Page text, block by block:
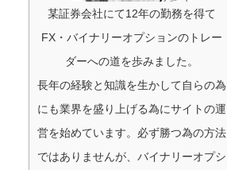
某証券会社にて12年の勤務を得て
FX・バイナリーオプションのトレー
ダーへの道を歩みました。
長年の経験と知識を生かして自らの為
にも業界を盛り上げる為にサイトの運
営を始めています。必ず勝つ為の方法
ではありませんが、バイナリーオプシ